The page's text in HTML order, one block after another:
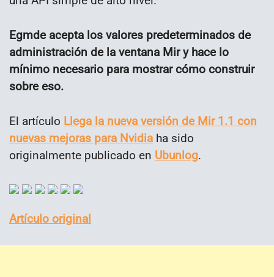
Egmde acepta los valores predeterminados de
administración de la ventana Mir y hace lo
mínimo necesario para mostrar cómo construir
sobre eso.
El artículo Llega la nueva versión de Mir 1.1 con
nuevas mejoras para Nvidia ha sido
originalmente publicado en Ubunlog.
Artículo original